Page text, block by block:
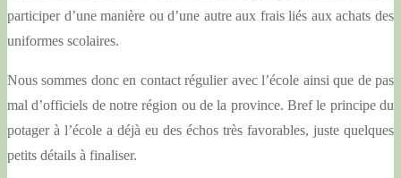
participer d’une manière ou d’une autre aux frais liés aux achats des
uniformes scolaires.
Nous sommes donc en contact régulier avec l’école ainsi que de pas
mal d’officiels de notre région ou de la province. Bref le principe du
potager à l’école a déjà eu des échos très favorables, juste quelques
petits détails à finaliser.